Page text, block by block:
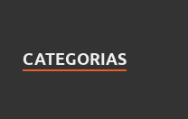
CATEGORIAS